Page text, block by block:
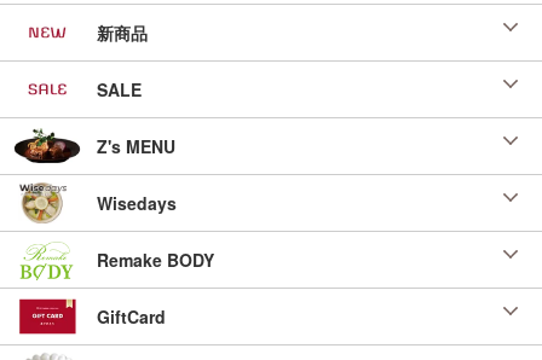
新商品
SALE
Z's MENU
Wisedays
Remake BODY
GiftCard